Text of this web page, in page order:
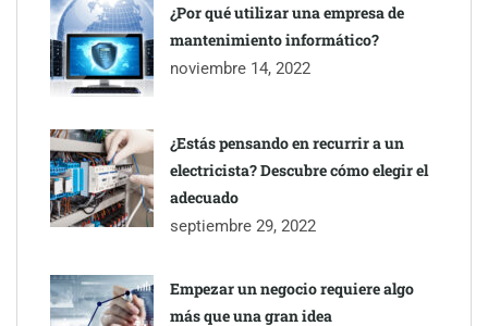
TBKids impulsa su expansión nacional con un modelo de
franquicia que redefine la educación tecnológica
Millones de desplazamientos en verano reabren el debate sobre
la seguridad en las carreteras, según SMA Road Safety
¿Por qué utilizar una empresa de
mantenimiento informático?
noviembre 14, 2022
¿Estás pensando en recurrir a un
electricista? Descubre cómo elegir el
adecuado
septiembre 29, 2022
Empezar un negocio requiere algo
más que una gran idea